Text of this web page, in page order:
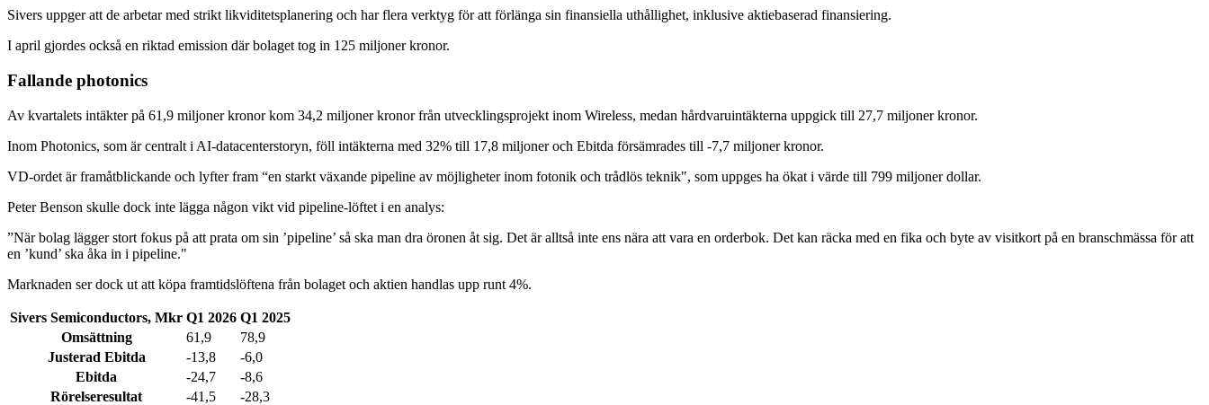
Sivers uppger att de arbetar med strikt likviditetsplanering och har flera verktyg för att förlänga sin finansiella uthållighet, inklusive aktiebaserad finansiering.
I april gjordes också en riktad emission där bolaget tog in 125 miljoner kronor.
Fallande photonics
Av kvartalets intäkter på 61,9 miljoner kronor kom 34,2 miljoner kronor från utvecklingsprojekt inom Wireless, medan hårdvaruintäkterna uppgick till 27,7 miljoner kronor.
Inom Photonics, som är centralt i AI-datacenterstoryn, föll intäkterna med 32% till 17,8 miljoner och Ebitda försämrades till -7,7 miljoner kronor.
VD-ordet är framåtblickande och lyfter fram “en starkt växande pipeline av möjligheter inom fotonik och trådlös teknik", som uppges ha ökat i värde till 799 miljoner dollar.
Peter Benson skulle dock inte lägga någon vikt vid pipeline-löftet i en analys:
”När bolag lägger stort fokus på att prata om sin ’pipeline’ så ska man dra öronen åt sig. Det är alltså inte ens nära att vara en orderbok. Det kan räcka med en fika och byte av visitkort på en branschmässa för att
en ’kund’ ska åka in i pipeline."
Marknaden ser dock ut att köpa framtidslöftena från bolaget och aktien handlas upp runt 4%.
Sivers Semiconductors, Mkr Q1 2026 Q1 2025
Omsättning
61,9
78,9
Justerad Ebitda
-13,8
-6,0
Ebitda
-24,7
-8,6
Rörelseresultat
-41,5
-28,3